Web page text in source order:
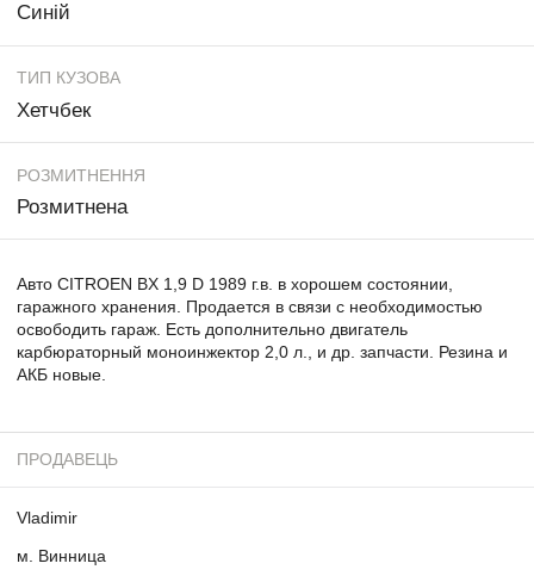
Синій
ТИП КУЗОВА
Хетчбек
РОЗМИТНЕННЯ
Розмитнена
Авто CITROEN BX 1,9 D 1989 г.в. в хорошем состоянии,
гаражного хранения. Продается в связи с необходимостью
освободить гараж. Есть дополнительно двигатель
карбюраторный моноинжектор 2,0 л., и др. запчасти. Резина и
АКБ новые.
ПРОДАВЕЦЬ
Vladimir
м. Винница